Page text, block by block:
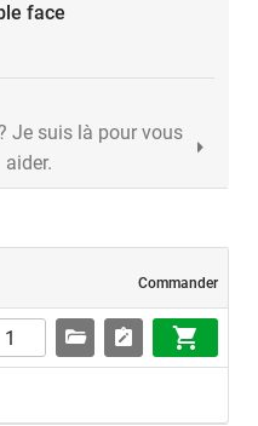
face
Je suis là pour vous
aider.
Commander